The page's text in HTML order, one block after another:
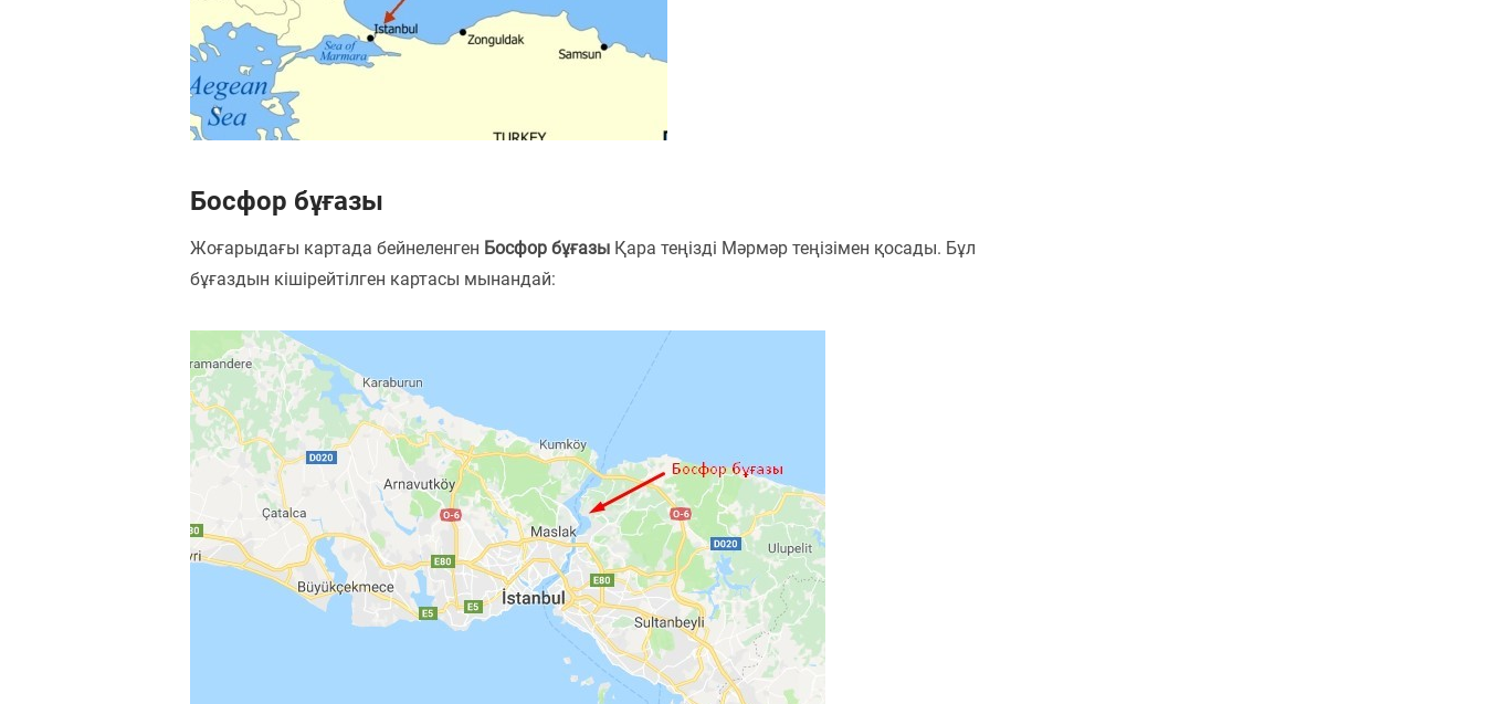
Босфор бұғазы
Жоғарыдағы картада бейнеленген Босфор бұғазы Қара теңізді Мәрмәр теңізімен қосады. Бұл
бұғаздын кішірейтілген картасы мынандай: